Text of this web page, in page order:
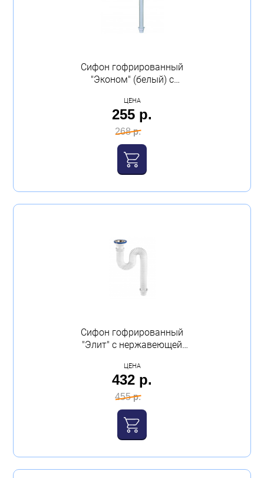
Сифон гофрированный
"Эконом" (белый) с
VIRPLAST
ЦЕНА
255 р.
268 р.
Сифон гофрированный
"Элит" с нержавеющей
ЦЕНА
432 р.
455 р.